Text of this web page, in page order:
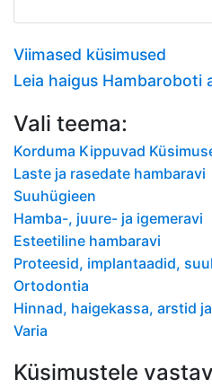
Viimased küsimused
Leia haigus Hambaroboti
Vali teema:
Korduma Kippuvad
Laste ja rasedate hambaravi
Suuhügieen
Hamba-, juure- ja igemeravi
Esteetiline hambaravi
Proteesid, implantaadid,
Ortodontia
Hinnad, haigekassa, arstid
Varia
Küsimustele